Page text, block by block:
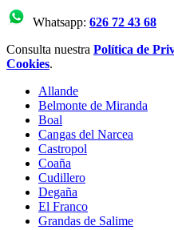
Whatsapp: 626 72 43 68
Consulta nuestra Política de
Cookies.
Allande
Belmonte de Miranda
Boal
Cangas del Narcea
Castropol
Coaña
Cudillero
Degaña
El Franco
Grandas de Salime